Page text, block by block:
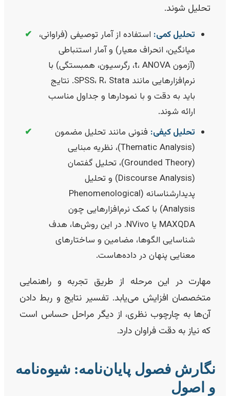
تحلیل شوند.
✔ تحلیل کمی:استفاده از آمار توصیفی (فراوانی،
میانگین، انحراف معیار) و آمار استنباطی
(آزمون t، ANOVA، رگرسیون، همبستگی) با
نرم‌افزارهایی مانند SPSS، R، Stata. نتایج
باید به دقت و با نمودارها و جداول مناسب
ارائه شوند.
تحلیل کیفی:فنونی مانند تحلیل مضمون
(Thematic Analysis)، نظریه مبنایی
(Grounded Theory)، تحلیل گفتمان
(Discourse Analysis) و تحلیل
پدیدارشناسانه (Phenomenological
Analysis) با کمک نرم‌افزارهایی چون
MAXQDA یا NVivo. در این روش‌ها، هدف
شناسایی الگوها، مضامین و ساختارهای
معنایی پنهان در داده‌هاست.
مهارت در این مرحله از طریق تجربه و راهنمایی
متخصصان افزایش می‌یابد. تفسیر نتایج و ربط دادن
آن‌ها به چارچوب نظری، از دیگر مراحل حساس است
که نیاز به دقت فراوان دارد.
فصول پایان‌نامه: شیوه‌نامه
اصول